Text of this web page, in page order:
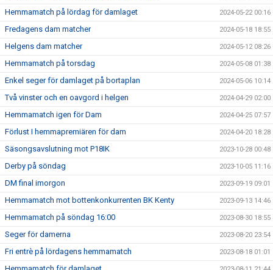
Hemmamatch på lördag för damlaget 2024-05-22 00:16
Fredagens dam matcher 2024-05-18 18:55
Helgens dam matcher 2024-05-12 08:26
Hemmamatch på torsdag 2024-05-08 01:38
Enkel seger för damlaget på bortaplan 2024-05-06 10:14
Två vinster och en oavgord i helgen 2024-04-29 02:00
Hemmamatch igen för Dam 2024-04-25 07:57
Förlust I hemmapremiären för dam 2024-04-20 18:28
Säsongsavslutning mot P18IK 2023-10-28 00:48
Derby på söndag 2023-10-05 11:16
DM final imorgon 2023-09-19 09:01
Hemmamatch mot bottenkonkurrenten BK Kenty 2023-09-13 14:46
Hemmamatch på söndag 16:00 2023-08-30 18:55
Seger för damerna 2023-08-20 23:54
Fri entrè på lördagens hemmamatch 2023-08-18 01:01